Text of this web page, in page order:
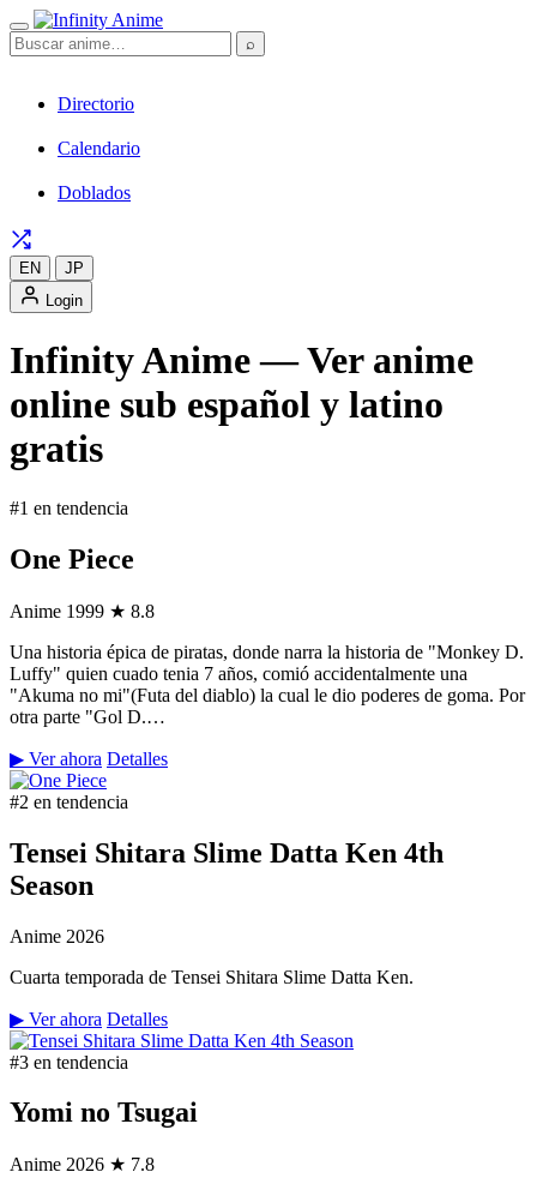
⌕
Directorio
Calendario
Doblados
EN
JP
Login
Infinity Anime — Ver anime
online sub español y latino
gratis
#1 en tendencia
One Piece
Anime 1999 ★ 8.8
Una historia épica de piratas, donde narra la historia de "Monkey D.
Luffy" quien cuado tenia 7 años, comió accidentalmente una
"Akuma no mi"(Futa del diablo) la cual le dio poderes de goma. Por
otra parte "Gol D.…
▶ Ver ahora Detalles
#2 en tendencia
Tensei Shitara Slime Datta Ken 4th
Season
Anime 2026
Cuarta temporada de Tensei Shitara Slime Datta Ken.
▶ Ver ahora Detalles
#3 en tendencia
Yomi no Tsugai
Anime 2026 ★ 7.8